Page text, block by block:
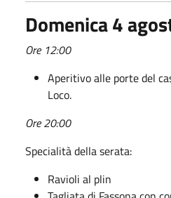
Domenica 4
Ore 12:00
Aperitivo alle porte del
Loco.
Ore 20:00
Specialità della serata:
Ravioli al plin